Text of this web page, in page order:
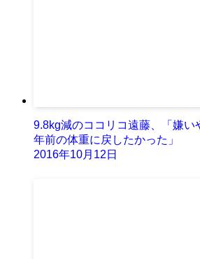
9.8kg減のココリコ遠藤、「嫌
年前の体重に戻したかった」
2016年10月12日